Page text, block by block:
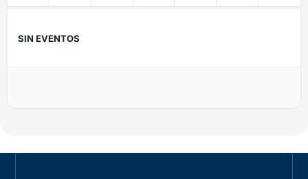
SIN EVENTOS